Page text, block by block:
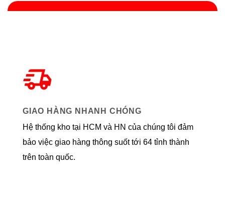
GIAO HÀNG NHANH CHÓNG
Hệ thống kho tại HCM và HN của chúng tôi đảm
bảo việc giao hàng thông suốt tới 64 tỉnh thành
trên toàn quốc.